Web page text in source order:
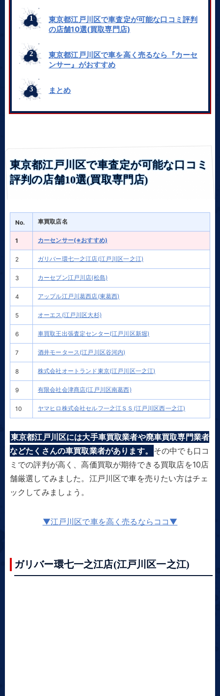
東京都江戸川区で車査定が可能な口コミ評判
の店舗10選(買取専門店)
東京都江戸川区で車を高く売るなら『カーセ
ンサー』がおすすめ
まとめ
東京都江戸川区で車査定が可能な口コミ
評判の店舗10選(買取専門店)
No. 車買取店名
1 カーセンサー(※おすすめ)
2 ガリバー環七一之江店(江戸川区一之江)
3 カーセブン江戸川店(松島)
4 アップル江戸川葛西店(東葛西)
5 オーエス(江戸川区大杉)
6 車買取王出張査定センター(江戸川区新堀)
7 酒井モータース(江戸川区谷河内)
8 株式会社オートランド東京(江戸川区一之江)
9 有限会社会津商店(江戸川区南葛西)
10 ヤマヒロ株式会社セルフ一之江ＳＳ(江戸川区西一之江)
東京都江戸川区には大手車買取業者や廃車買取専門業者
などたくさんの車買取業者があります。
その中でも口コ
ミでの評判が高く、高価買取が期待できる買取店を10店
舗厳選してみました。江戸川区で車を売りたい方はチェ
ックしてみましょう。
▼江戸川区で車を高く売るならココ▼
ガリバー環七一之江店(江戸川区一之江)